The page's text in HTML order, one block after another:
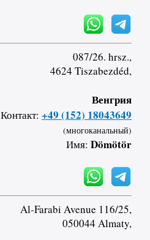
087/26. hrsz.,
4624 Tiszabezdéd,
Венгрия
Контакт: +49 (152) 18043649
(многоканальный)
Имя: Dömötör
Al-Farabi Avenue 116/25,
050044 Almaty,